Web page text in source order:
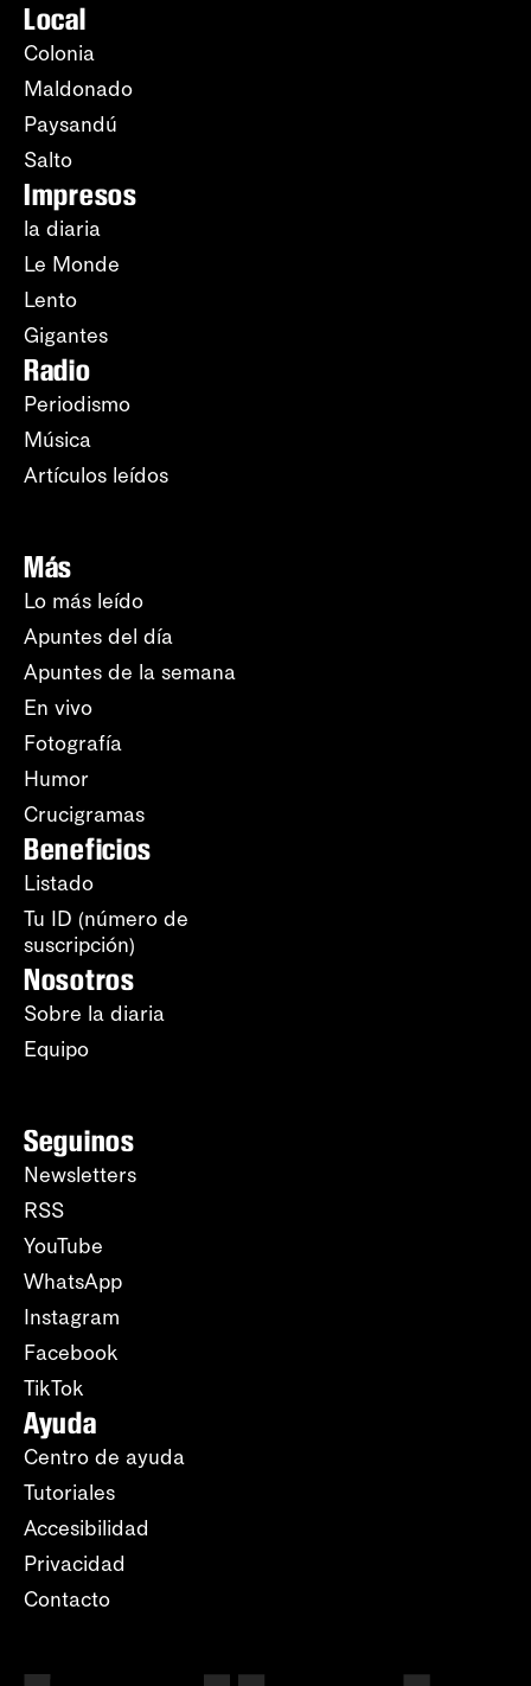
Local
Colonia
Maldonado
Paysandú
Salto
Impresos
la diaria
Le Monde
Lento
Gigantes
Radio
Periodismo
Música
Artículos leídos
Más
Lo más leído
Apuntes del día
Apuntes de la semana
En vivo
Fotografía
Humor
Crucigramas
Beneficios
Listado
Tu ID (número de
suscripción)
Nosotros
Sobre la diaria
Equipo
Seguinos
Newsletters
RSS
YouTube
WhatsApp
Instagram
Facebook
TikTok
Ayuda
Centro de ayuda
Tutoriales
Accesibilidad
Privacidad
Contacto